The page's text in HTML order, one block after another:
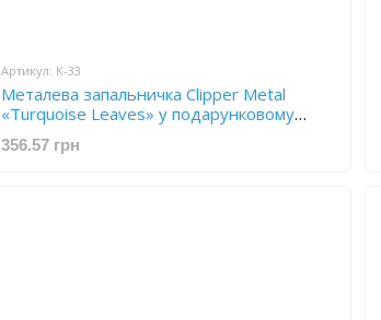
Артикул: K-33
Металева запальничка Clipper Metal
«Turquoise Leaves» у подарунковому
футлярі K-33
356.57 грн